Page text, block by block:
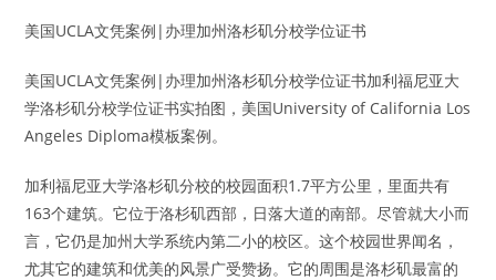
美国UCLA文凭案例|办理加州洛杉矶分校学位证书
美国UCLA文凭案例|办理加州洛杉矶分校学位证书加利福尼亚大
学洛杉矶分校学位证书实拍图，美国University of California Los
Angeles Diploma模板案例。
加利福尼亚大学洛杉矶分校的校园面积1.7平方公里，里面共有
163个建筑。它位于洛杉矶西部，日落大道的南部。尽管就大小而
言，它仍是加州大学系统内第二小的校区。这个校园世界闻名，
尤其它的建筑和优美的风景广受赞扬。它的周围是洛杉矶最富的